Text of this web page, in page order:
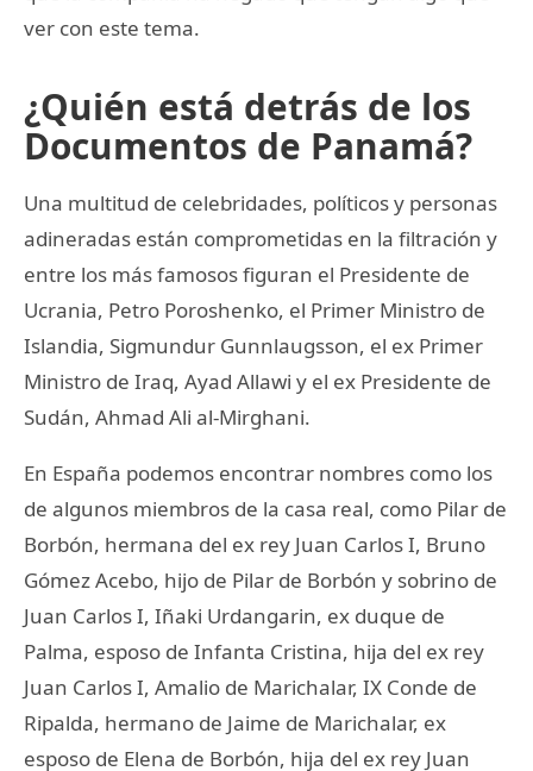
ver con este tema.
¿Quién está detrás de los
Documentos de Panamá?
Una multitud de celebridades, políticos y personas
adineradas están comprometidas en la filtración y
entre los más famosos figuran el Presidente de
Ucrania, Petro Poroshenko, el Primer Ministro de
Islandia, Sigmundur Gunnlaugsson, el ex Primer
Ministro de Iraq, Ayad Allawi y el ex Presidente de
Sudán, Ahmad Ali al-Mirghani.
En España podemos encontrar nombres como los
de algunos miembros de la casa real, como Pilar de
Borbón, hermana del ex rey Juan Carlos I, Bruno
Gómez Acebo, hijo de Pilar de Borbón y sobrino de
Juan Carlos I, Iñaki Urdangarin, ex duque de
Palma, esposo de Infanta Cristina, hija del ex rey
Juan Carlos I, Amalio de Marichalar, IX Conde de
Ripalda, hermano de Jaime de Marichalar, ex
esposo de Elena de Borbón, hija del ex rey Juan